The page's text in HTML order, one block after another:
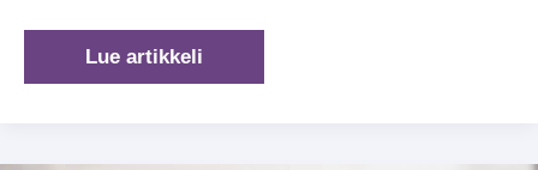
Kaksi
korvaa
Lue artikkeli